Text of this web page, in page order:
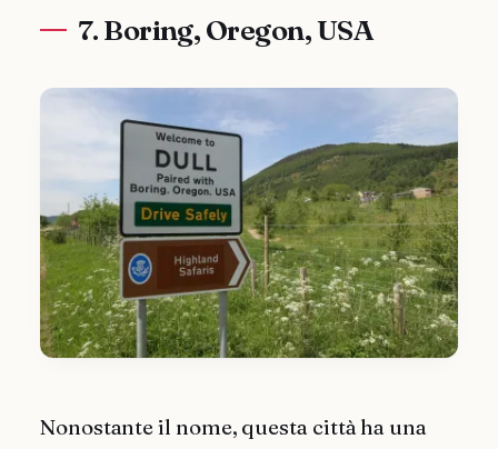
7. Boring, Oregon, USA
Nonostante il nome, questa città ha una